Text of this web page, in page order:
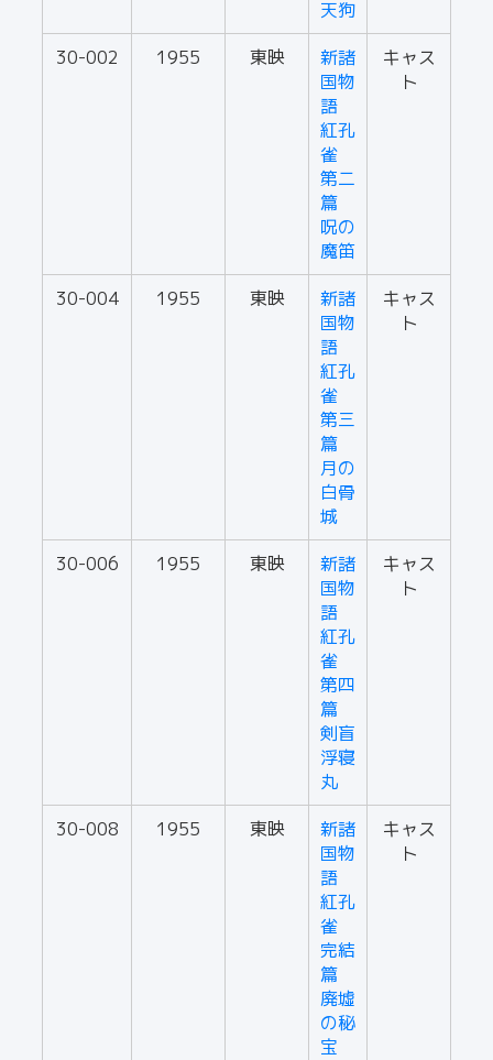
天狗
30-002
1955 東映
新諸
国物
語
紅孔
雀
第二
篇
呪の
魔笛
キャス
ト
30-004 1955 東映
新諸
国物
語
紅孔
雀
第三
篇
月の
白骨
城
キャス
ト
30-006 1955 東映
新諸
国物
語
紅孔
雀
第四
篇
剣盲
浮寝
丸
キャス
ト
30-008 1955 東映
新諸
国物
語
紅孔
雀
完結
篇
廃墟
の秘
宝
キャス
ト